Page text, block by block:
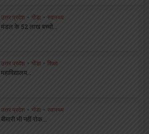
उत्तर प्रदेश • गोंडा • स्वास्थ्य
मंडल के 52 लाख बच्चों...
उत्तर प्रदेश • गोंडा • शिक्षा
महाविद्यालय...
उत्तर प्रदेश • गोंडा • स्वास्थ्य
बीमारी भी नहीं रोक...